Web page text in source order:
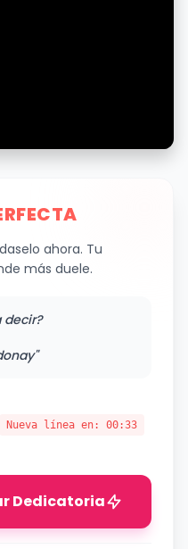
ahora. Tu
más duele.
decir?
Nueva línea en: 00:33
Dedicatoria